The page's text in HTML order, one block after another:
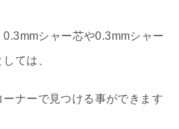
シャー芯や0.3mmシャー
ては、
ナーで見つける事ができます